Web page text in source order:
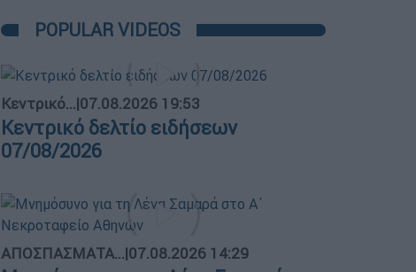
POPULAR VIDEOS
Κεντρικό...|07.08.2026 19:53
Κεντρικό δελτίο ειδήσεων
07/08/2026
ΑΠΟΣΠΑΣΜΑΤΑ...|07.08.2026 14:29